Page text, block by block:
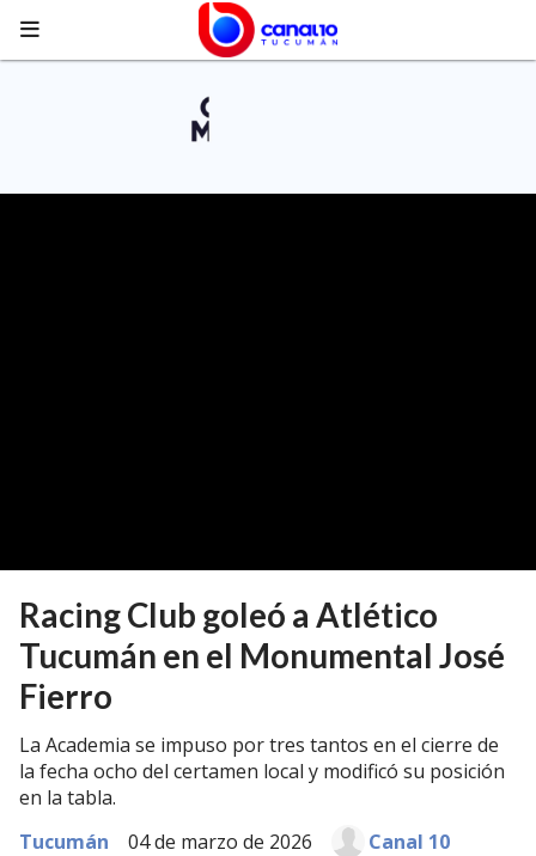
Racing Club goleó a Atlético
Tucumán en el Monumental José
Fierro
La Academia se impuso por tres tantos en el cierre de
la fecha ocho del certamen local y modificó su posición
en la tabla.
Tucumán
04 de marzo de 2026 Canal 10